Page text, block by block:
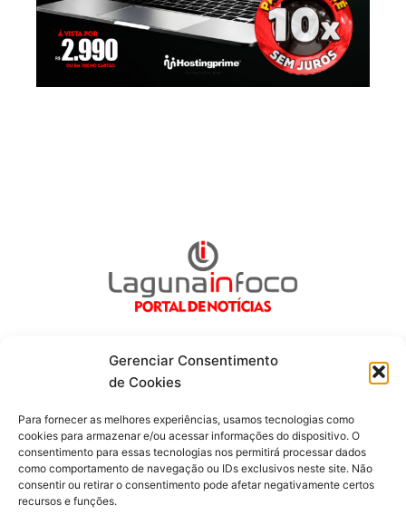
Gerenciar Consentimento
de Cookies
Para fornecer as melhores experiências, usamos tecnologias como
cookies para armazenar e/ou acessar informações do dispositivo. O
consentimento para essas tecnologias nos permitirá processar dados
como comportamento de navegação ou IDs exclusivos neste site. Não
consentir ou retirar o consentimento pode afetar negativamente certos
recursos e funções.
Siga-nos